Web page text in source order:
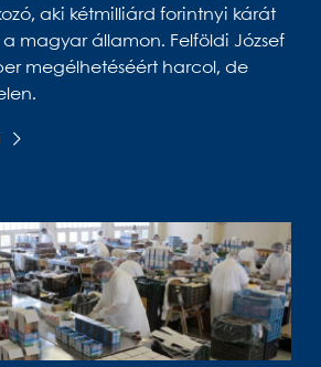
aki kétmilliárd forintnyi kárát
magyar államon. Felföldi József
megélhetéséért harcol, de